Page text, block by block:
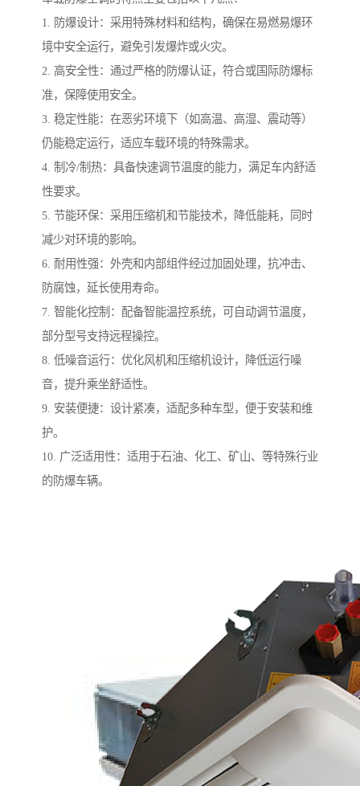
1. 防爆设计：采用特殊材料和结构，确保在易燃易爆环
境中安全运行，避免引发爆炸或火灾。
2. 高安全性：通过严格的防爆认证，符合或国际防爆标
准，保障使用安全。
3. 稳定性能：在恶劣环境下（如高温、高湿、震动等）
仍能稳定运行，适应车载环境的特殊需求。
4. 制冷/制热：具备快速调节温度的能力，满足车内舒适
性要求。
5. 节能环保：采用压缩机和节能技术，降低能耗，同时
减少对环境的影响。
6. 耐用性强：外壳和内部组件经过加固处理，抗冲击、
防腐蚀，延长使用寿命。
7. 智能化控制：配备智能温控系统，可自动调节温度，
部分型号支持远程操控。
8. 低噪音运行：优化风机和压缩机设计，降低运行噪
音，提升乘坐舒适性。
9. 安装便捷：设计紧凑，适配多种车型，便于安装和维
护。
10. 广泛适用性：适用于石油、化工、矿山、等特殊行业
的防爆车辆。